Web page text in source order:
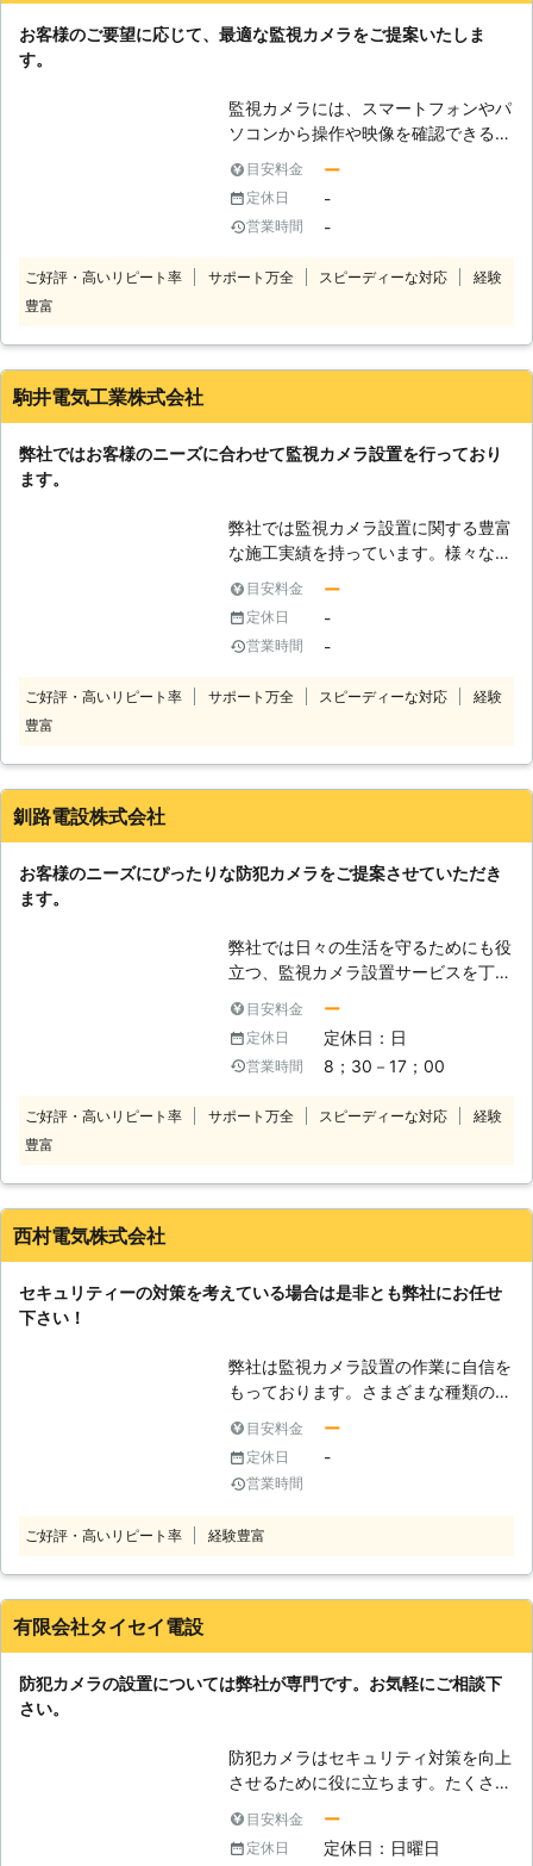
供させて頂きます。 弊社は北海道北
けるまで何度でも打ち合わせを行い、
セキュリティ問題を迅速に解決するの
で安心です。
お客様のご要望に応じて、最適な監視カメラをご提案いたしま
す。
監視カメラには、スマートフォンやパ
ソコンから操作や映像を確認できるネ
ットワークカメラ・暗いところでも撮
影できる赤外線カメラ・オフィスや店
舗の天井に設置するドームカメラ・
LANケーブルなしで設置できるワイヤ
審者を感知すると警告音がなるセンサ
すので、お困りのことがございました
目安料金 ー
定休日 -
営業時間 -
ご好評・高いリピート率 サポート万全 スピーディーな対応
経験
豊富
駒井電気工業株式会社
弊社ではお客様のニーズに合わせて監視カメラ設置を行っており
ます。
弊社では監視カメラ設置に関する豊富
な施工実績を持っています。様々な目
的でカメラを取り付けてきましたの
で、目的に応じて最適な選択肢をご提
示することができます。お客様が現在
抱えている問題を的確に把握し、それ
と言う点に注目をしてご提案させてい
配や不安がある場合にはどのような事
目安料金 ー
定休日 -
営業時間 -
ご好評・高いリピート率 サポート万全 スピーディーな対応
経験
豊富
釧路電設株式会社
お客様のニーズにぴったりな防犯カメラをご提案させていただき
ます。
弊社では日々の生活を守るためにも役
立つ、監視カメラ設置サービスを丁寧
や量販店などだけではなく、一般家庭
への設置ができるタイプもありますの
で、ご要望をお伺いしてご提案するこ
いっても種類は様々であり、暗い場所
によくあるタイプであり、ドームカメ
目安料金 ー
定休日 定休日：日
営業時間 8；30－17；00
ご好評・高いリピート率 サポート万全 スピーディーな対応
経験
豊富
西村電気株式会社
セキュリティーの対策を考えている場合は是非とも弊社にお任せ
下さい！
弊社は監視カメラ設置の作業に自信を
もっております。さまざまな種類の防
はダミーカメラの需要もあります。こ
れは本物そっくりのカメラなのです
が、実際に撮影したり記録することは
は作動中のようにみせかけるために
ティー対策のプランをご提案させてい
目安料金 ー
定休日 -
営業時間
ご好評・高いリピート率 経験豊富
有限会社タイセイ電設
防犯カメラの設置については弊社が専門です。お気軽にご相談下
さい。
防犯カメラはセキュリティ対策を向上
させるために役に立ちます。たくさん
にもつながるのですが、多く設置する
ことによってコストも増となります。
目安料金 ー
定休日 定休日：日曜日